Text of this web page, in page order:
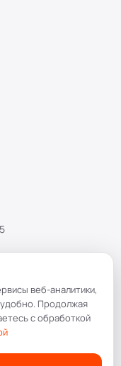
веб-аналитики,
Продолжая
с обработкой